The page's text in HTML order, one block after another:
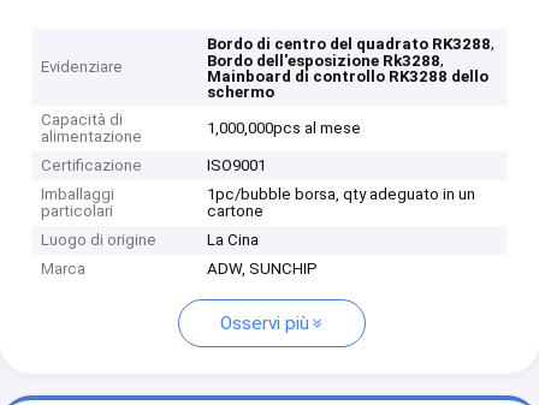
Evidenziare
Bordo di centro del quadrato RK3288,
Bordo dell'esposizione Rk3288,
Mainboard di controllo RK3288 dello
schermo
Capacità di
alimentazione
1,000,000pcs al mese
Certificazione
ISO9001
Imballaggi
particolari
1pc/bubble borsa, qty adeguato in un
cartone
Luogo di origine
La Cina
Marca
ADW, SUNCHIP
Osservi più